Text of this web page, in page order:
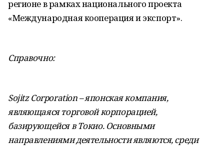
регионе в рамках национального проекта
«Международная кооперация и экспорт».
Справочно:
Sojitz Corporation – японская компания,
являющаяся торговой корпорацией,
базирующейся в Токио. Основными
направлениями деятельности являются, среди